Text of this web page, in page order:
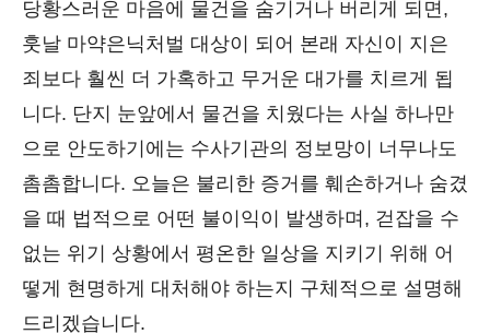
당황스러운 마음에 물건을 숨기거나 버리게 되면,
훗날 마약은닉처벌 대상이 되어 본래 자신이 지은
죄보다 훨씬 더 가혹하고 무거운 대가를 치르게 됩
니다. 단지 눈앞에서 물건을 치웠다는 사실 하나만
으로 안도하기에는 수사기관의 정보망이 너무나도
촘촘합니다. 오늘은 불리한 증거를 훼손하거나 숨겼
을 때 법적으로 어떤 불이익이 발생하며, 걷잡을 수
없는 위기 상황에서 평온한 일상을 지키기 위해 어
떻게 현명하게 대처해야 하는지 구체적으로 설명해
드리겠습니다.